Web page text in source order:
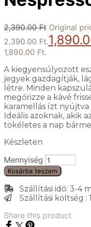
2,390.00Ft Original
2,390.00 Ft.
1,890.00 Ft.
A kiegyensúlyozott
jegyek gazdagítják,
létre. Minden
megőrizze a kávé
karamellás ízt
Ideális azoknak, akik
tökéletes a nap
Készleten
Mennyiség
Kosárba teszem
Szállítási idő: 3-4
Szállítási költség :
Share this product